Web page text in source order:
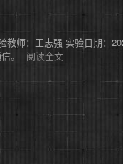
师：王志强 实验日期：
。
阅读全文